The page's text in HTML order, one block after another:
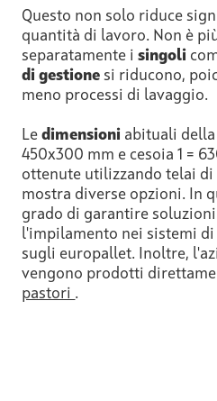
Questo non solo riduce
quantità di lavoro. Non è
separatamente isingoli
di gestione si riducono,
meno processi di lavaggio.
Ledimensioni abituali
450x300 mm e cesoia 1 =
ottenute utilizzando telai di
mostra diverse opzioni. In
grado di garantire
l'impilamento nei sistemi
sugli europallet. Inoltre,
vengono prodotti
pastori .